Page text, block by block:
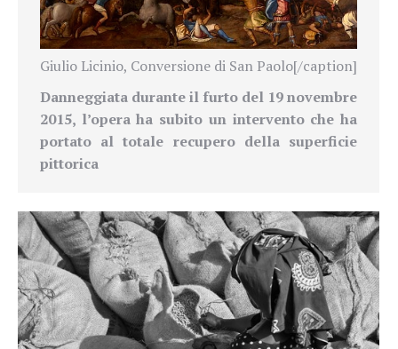
Giulio Licinio, Conversione di San Paolo[/caption]
Danneggiata durante il furto del 19 novembre
2015, l’opera ha subito un intervento che ha
portato al totale recupero della superficie
pittorica